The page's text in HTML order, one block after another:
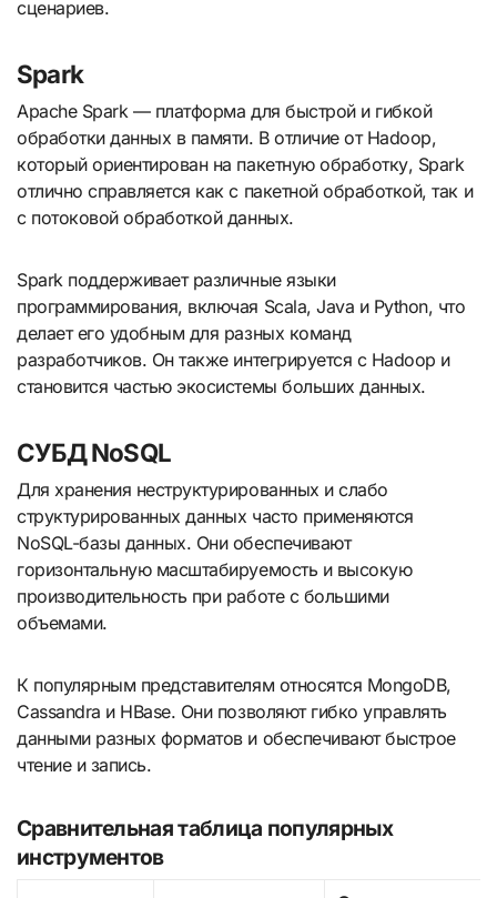
сценариев.
Spark
Apache Spark — платформа для быстрой и гибкой
обработки данных в памяти. В отличие от Hadoop,
который ориентирован на пакетную обработку, Spark
отлично справляется как с пакетной обработкой, так и
с потоковой обработкой данных.
Spark поддерживает различные языки
программирования, включая Scala, Java и Python, что
делает его удобным для разных команд
разработчиков. Он также интегрируется с Hadoop и
становится частью экосистемы больших данных.
СУБД NoSQL
Для хранения неструктурированных и слабо
структурированных данных часто применяются
NoSQL-базы данных. Они обеспечивают
горизонтальную масштабируемость и высокую
производительность при работе с большими
объемами.
К популярным представителям относятся MongoDB,
Cassandra и HBase. Они позволяют гибко управлять
данными разных форматов и обеспечивают быстрое
чтение и запись.
Сравнительная таблица популярных
инструментов